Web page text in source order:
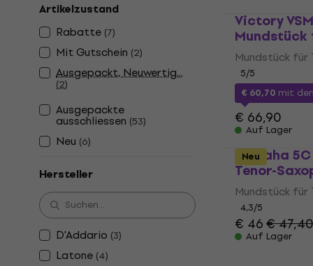
Artikelzustand
Rabatte (7)
Mit Gutschein (2)
Ausgepackt, Neuwertig...
(2)
Ausgepackte
ausschliessen (53)
Neu (6)
Hersteller
D'Addario (3)
Latone (4)
Victory
Mundstück
Mundstück für
5/5
€ 60,70 mit
€ 66,90
Auf Lager
Yamaha
Tenor-
Mundstück für
4,3/5
€ 46€ 47,40
Auf Lager
Neu